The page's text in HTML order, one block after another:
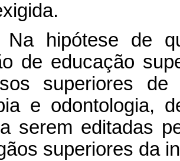
hipótese de
de educação
superiores de
e odontologia,
serem editadas
superiores da